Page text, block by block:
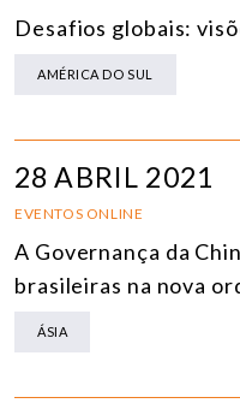
Desafios globais:
AMÉRICA DO SUL
28 ABRIL 2021
EVENTOS ONLINE
A Governança da
brasileiras na nova
ÁSIA